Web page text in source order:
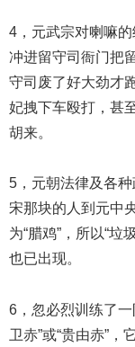
4，元武宗对喇嘛
冲进留守司衙门把
守司废了好大劲才
妃拽下车殴打，甚
胡来。
5，元朝法律及各
宋那块的人到元中
为“腊鸡”，所以“
也已出现。
6，忽必烈训练了一
卫赤”或“贵由赤”